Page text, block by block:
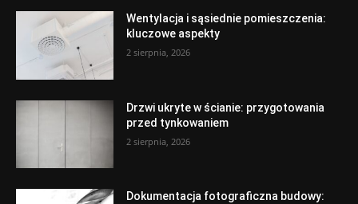
Wentylacja i sąsiednie pomieszczenia:
kluczowe aspekty
2 sierpnia, 2026
Drzwi ukryte w ścianie: przygotowania
przed tynkowaniem
2 sierpnia, 2026
Dokumentacja fotograficzna budowy: